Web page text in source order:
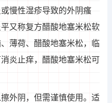
慢性湿疹导致的外阴瘙
又称复方醋酸地塞米松软
薄荷、醋酸地塞米松，临
炎止痒，醋酸地塞米松可
外阴，但需谨慎使用。适